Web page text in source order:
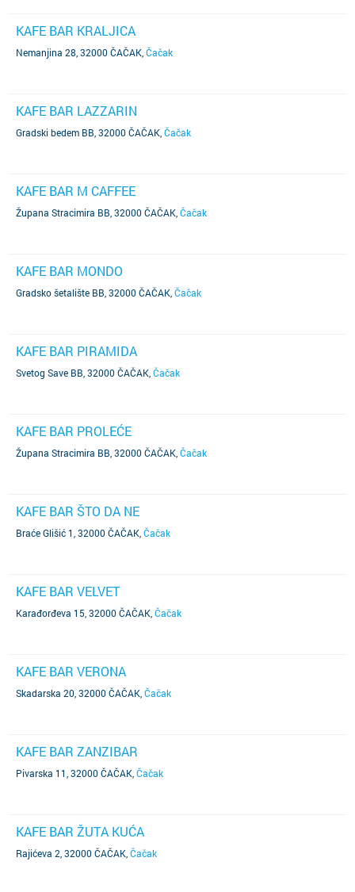
KAFE BAR KRALJICA
Nemanjina 28, 32000 ČAČAK Čačak
KAFE BAR LAZZARIN
Gradski bedem BB, 32000 ČAČAK Čačak
KAFE BAR M CAFFEE
Župana Stracimira BB, 32000 ČAČAK Čačak
KAFE BAR MONDO
Gradsko šetalište BB, 32000 ČAČAK Čačak
KAFE BAR PIRAMIDA
Svetog Save BB, 32000 ČAČAK Čačak
KAFE BAR PROLEĆE
Župana Stracimira BB, 32000 ČAČAK Čačak
KAFE BAR ŠTO DA NE
Braće Glišić 1, 32000 ČAČAK Čačak
KAFE BAR VELVET
Karađorđeva 15, 32000 ČAČAK Čačak
KAFE BAR VERONA
Skadarska 20, 32000 ČAČAK Čačak
KAFE BAR ZANZIBAR
Pivarska 11, 32000 ČAČAK Čačak
KAFE BAR ŽUTA KUĆA
Rajićeva 2, 32000 ČAČAK Čačak